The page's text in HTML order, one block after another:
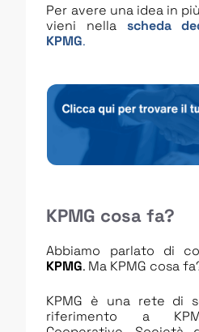
Per avere una idea in
vieni nella scheda
KPMG.
KPMG cosa fa?
Abbiamo parlato di
KPMG. Ma KPMG cosa
KPMG è una rete di
riferimento a